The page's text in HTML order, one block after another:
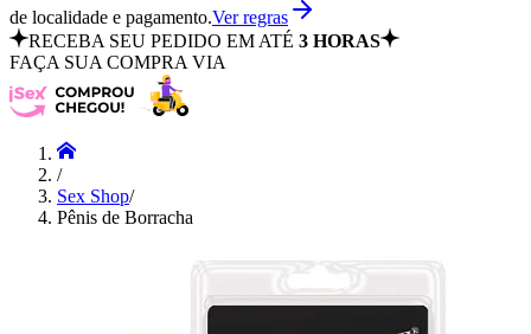
de localidade e pagamento.Ver regras
RECEBA SEU PEDIDO EM ATÉ 3 HORAS
FAÇA SUA COMPRA VIA
/
Sex Shop/
Pênis de Borracha